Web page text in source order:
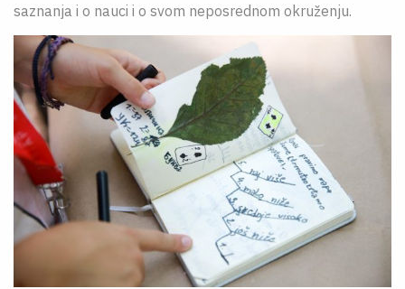
saznanja i o nauci i o svom neposrednom okruženju.